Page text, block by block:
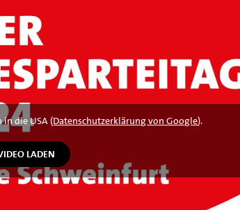
in die USA (Datenschutzerklärung von Google).